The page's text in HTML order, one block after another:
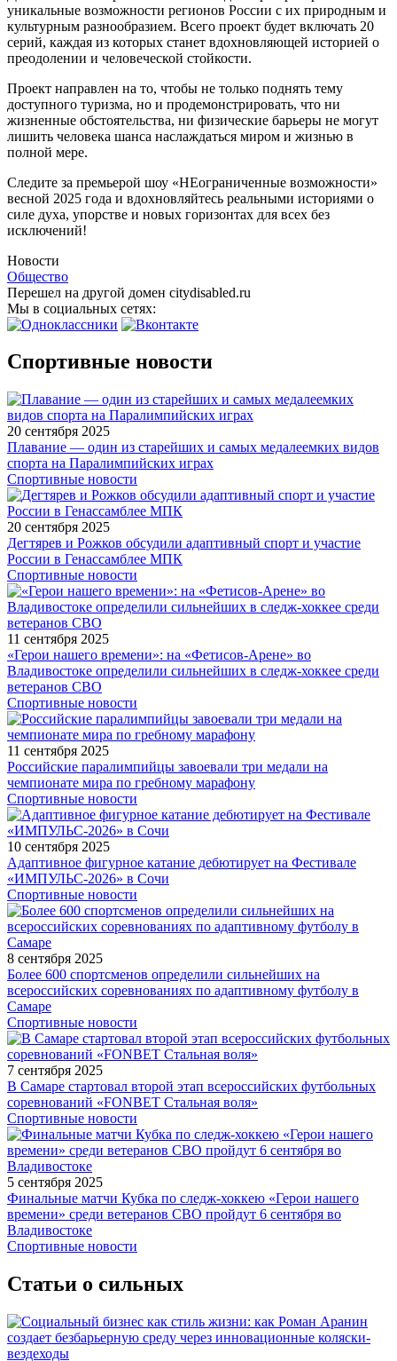
уникальные возможности регионов России с их природным и
культурным разнообразием. Всего проект будет включать 20
серий, каждая из которых станет вдохновляющей историей о
преодолении и человеческой стойкости.
Проект направлен на то, чтобы не только поднять тему
доступного туризма, но и продемонстрировать, что ни
жизненные обстоятельства, ни физические барьеры не могут
лишить человека шанса наслаждаться миром и жизнью в
полной мере.
Следите за премьерой шоу «НЕограниченные возможности»
весной 2025 года и вдохновляйтесь реальными историями о
силе духа, упорстве и новых горизонтах для всех без
исключений!
Новости
Общество
Перешел на другой домен citydisabled.ru
Мы в социальных сетях:
Спортивные новости
20 сентября 2025
Плавание — один из старейших и самых медалеемких видов
спорта на Паралимпийских играх
Спортивные новости
20 сентября 2025
Дегтярев и Рожков обсудили адаптивный спорт и участие
России в Генассамблее МПК
Спортивные новости
11 сентября 2025
«Герои нашего времени»: на «Фетисов-Арене» во
Владивостоке определили сильнейших в следж-хоккее среди
ветеранов СВО
Спортивные новости
11 сентября 2025
Российские паралимпийцы завоевали три медали на
чемпионате мира по гребному марафону
Спортивные новости
10 сентября 2025
Адаптивное фигурное катание дебютирует на Фестивале
«ИМПУЛЬС-2026» в Сочи
Спортивные новости
8 сентября 2025
Более 600 спортсменов определили сильнейших на
всероссийских соревнованиях по адаптивному футболу в
Самаре
Спортивные новости
7 сентября 2025
В Самаре стартовал второй этап всероссийских футбольных
соревнований «FONBET Стальная воля»
Спортивные новости
5 сентября 2025
Финальные матчи Кубка по следж-хоккею «Герои нашего
времени» среди ветеранов СВО пройдут 6 сентября во
Владивостоке
Спортивные новости
Статьи о сильных